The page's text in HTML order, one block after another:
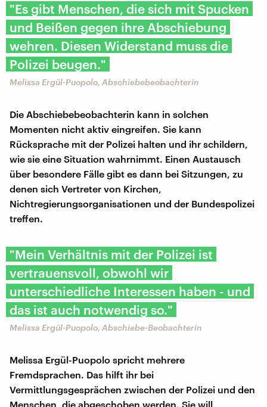
"Es gibt Menschen, die sich mit Spucken
und Beißen gegen ihre Abschiebung
wehren. Diesen Widerstand muss die
Polizei beugen."
​Melissa Ergül-Puopolo, Abschiebebeobachterin
Die Abschiebebeobachterin kann in solchen
Momenten nicht aktiv eingreifen. Sie kann
Rücksprache mit der Polizei halten und ihr schildern,
wie sie eine Situation wahrnimmt. Einen Austausch
über besondere Fälle gibt es dann bei Sitzungen, zu
denen sich Vertreter von Kirchen,
Nichtregierungsorganisationen und der Bundespolizei
treffen.
"Mein Verhältnis mit der Polizei ist
vertrauensvoll, obwohl wir
unterschiedliche Interessen haben - und
das ist auch notwendig so."
​Melissa Ergül-Puopolo, Abschiebe-Beobachterin
Melissa Ergül-Puopolo spricht mehrere
Fremdsprachen. Das hilft ihr bei
Vermittlungsgesprächen zwischen der Polizei und den
Menschen, die abgeschoben werden. Sie will